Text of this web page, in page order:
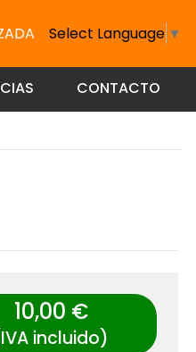
Select Language ▼
CONTACTO
10,00 €
incluido)